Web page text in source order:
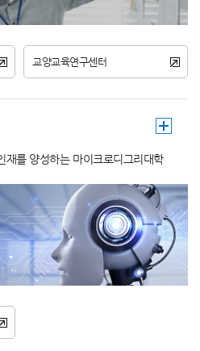
교양교육연구센터
재를 양성하는 마이크로디그리대학